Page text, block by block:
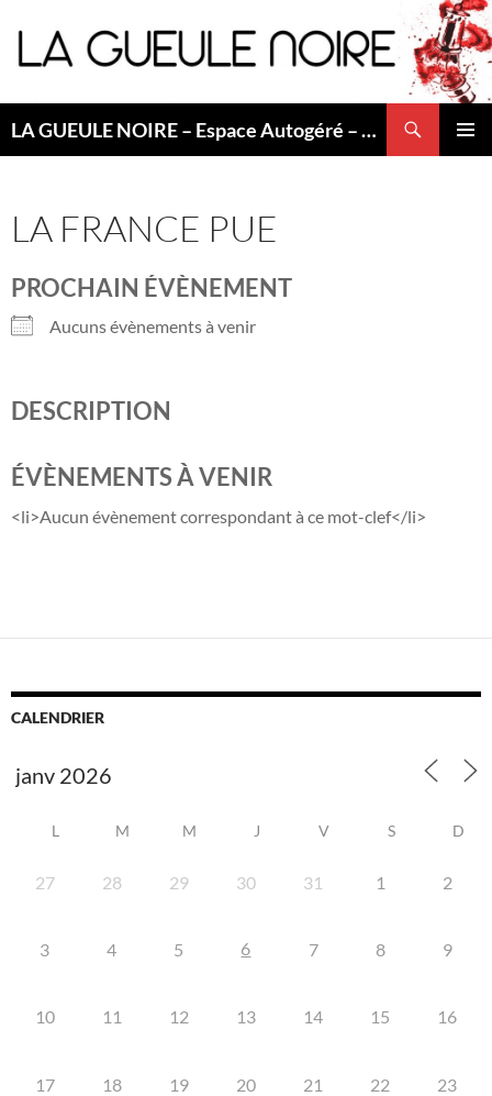
au
contenu
LA GUEULE NOIRE – Espace Autogéré – Saint Etienne
LA FRANCE PUE
PROCHAIN ÉVÈNEMENT
Aucuns évènements à venir
DESCRIPTION
ÉVÈNEMENTS À VENIR
<li>Aucun évènement correspondant à ce mot-clef</li>
CALENDRIER
L M M J V S D
27 28 29 30 31 1 2
3 4 5 6 7 8 9
10 11 12 13 14 15 16
17 18 19 20 21 22 23